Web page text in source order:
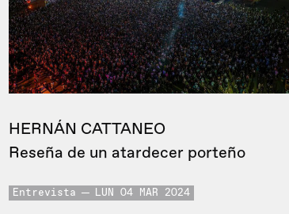
HERNÁN CATTANEO
Reseña de un atardecer porteño
Entrevista LUN 04 MAR 2024